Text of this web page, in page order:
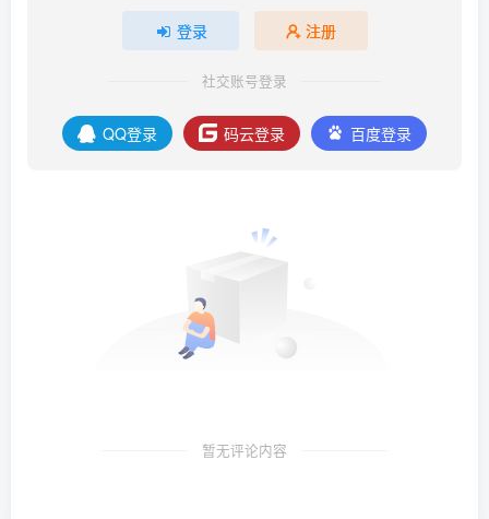
登录 注册
社交账号登录
QQ登录 码云登录 百度登录
暂无评论内容